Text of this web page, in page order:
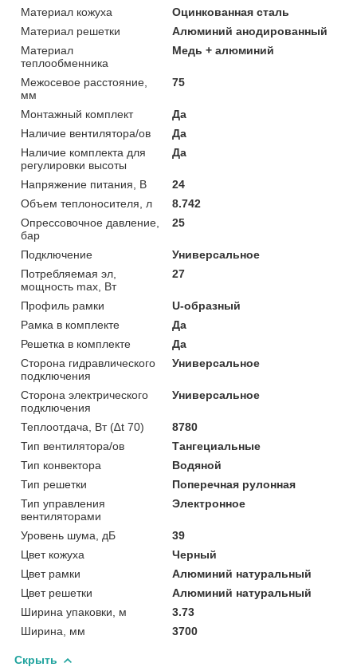
Материал кожуха
Оцинкованная сталь
Материал решетки
Алюминий анодированный
Материал
теплообменника
Медь + алюминий
Межосевое расстояние,
мм
75
Монтажный комплект
Да
Наличие вентилятора/ов
Да
Наличие комплекта для
регулировки высоты
Да
Напряжение питания, В
24
Объем теплоносителя, л
8.742
Опрессовочное давление,
бар
25
Подключение
Универсальное
Потребляемая эл,
мощность max, Вт
27
Профиль рамки
U-образный
Рамка в комплекте
Да
Решетка в комплекте
Да
Сторона гидравлического
подключения
Универсальное
Сторона электрического
подключения
Универсальное
Теплоотдача, Вт (∆t 70)
8780
Тип вентилятора/ов
Тангециальные
Тип конвектора
Водяной
Тип решетки
Поперечная рулонная
Тип управления
вентиляторами
Электронное
Уровень шума, дБ
39
Цвет кожуха
Черный
Цвет рамки
Алюминий натуральный
Цвет решетки
Алюминий натуральный
Ширина упаковки, м
3.73
Ширина, мм
3700
Скрыть